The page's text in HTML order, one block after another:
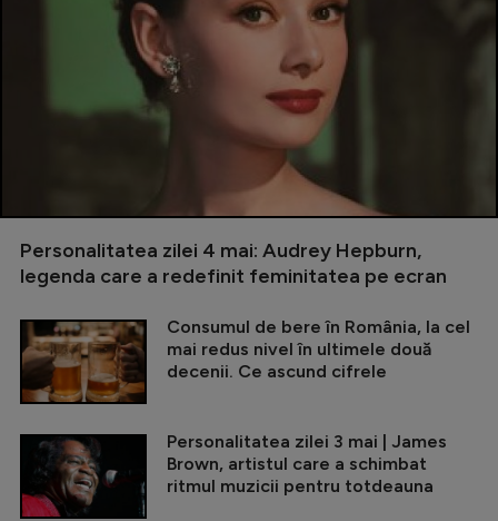
Personalitatea zilei 4 mai: Audrey Hepburn,
legenda care a redefinit feminitatea pe ecran
Consumul de bere în România, la cel
mai redus nivel în ultimele două
decenii. Ce ascund cifrele
Personalitatea zilei 3 mai | James
Brown, artistul care a schimbat
ritmul muzicii pentru totdeauna